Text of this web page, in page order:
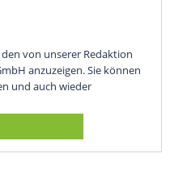
von unserer Redaktion
anzuzeigen. Sie können
und auch wieder